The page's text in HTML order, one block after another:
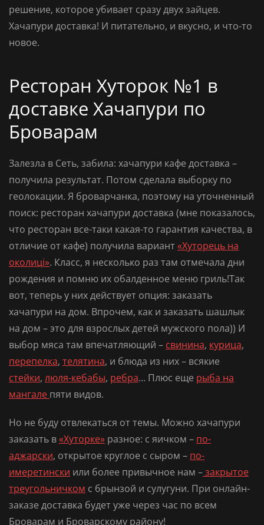
решение, которое убивает сразу двух зайцев.
Хачапури доставка! И питательно, и вкусно, и что-то
новое.
Ресторан Хуторок №1 в
доставке Хачапури по
Броварам
Залезла в Сеть, забила: хачапури кафе доставка –
получила результат. Потом сделала выборку по
геолокации. Я броварчанка, поэтому на уточненный
поиск: ресторан хачапури доставка (мне показалось,
что ресторан все-таки какая-то гарантия качества, в
отличие от кафе) получила вариант«Хуторець на
околиці». Класс, я несколько раз там отмечала дни
рождения и помню их обалденное меню гриль!Так
вот, теперь у них действует опция: заказать
хачапури на дом. Впрочем, как и заказать шашлык
на дом – это для взрослых детей мужского пола)) И
выбор мяса там впечатляющий – свинина, курица,
перепелка, телятина, и блюда из них – всякие
стейки, люля-кебабы, ребра… Плюс еще рыба на
мангале пяти видов.
Но не буду отвлекаться от темы. Можно хачапури
заказать в«Хуторке» разное: с яичком – по-
аджарски, открытое круглое с сыром – по-
имеретински или более привычное нам –закрытое
треугольничком с брынзой и сулугуни. При онлайн-
заказе доставка будет уже через час по всем
Броварам и Броварскому району!